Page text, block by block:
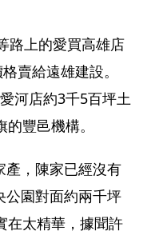
路上的愛買高雄店
賣給遠雄建設。
河店約3千5百坪土
豐邑機構。
產，陳家已經沒有
公園對面約兩千坪
在太精華，據聞許